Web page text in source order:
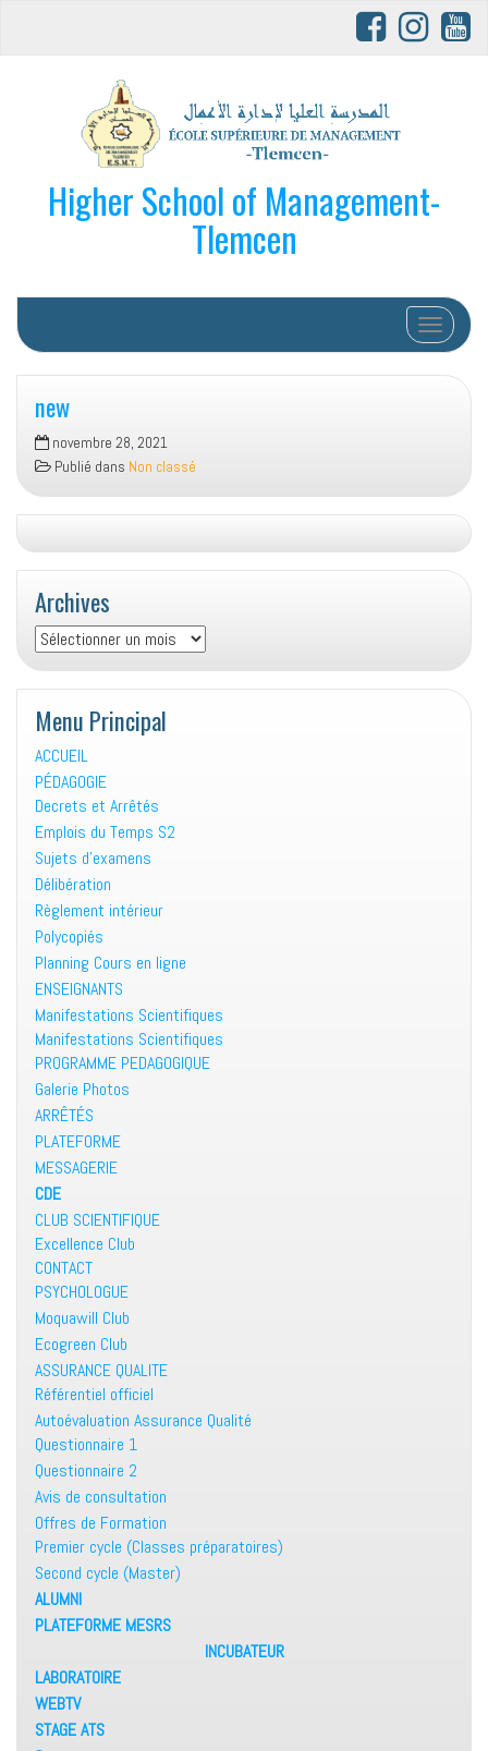
Higher School of Management-
Tlemcen
Afficher/
new
novembre 28, 2021
Publié dans Non classé
Archives
Archives
Menu Principal
ACCUEIL
PÉDAGOGIE
Decrets et Arrêtés
Emplois du Temps S2
Sujets d’examens
Délibération
Règlement intérieur
Polycopiés
Planning Cours en ligne
ENSEIGNANTS
Manifestations Scientifiques
Manifestations Scientifiques
PROGRAMME PEDAGOGIQUE
Galerie Photos
ARRÊTÉS
PLATEFORME
MESSAGERIE
CDE
CLUB SCIENTIFIQUE
Excellence Club
CONTACT
PSYCHOLOGUE
Moquawill Club
Ecogreen Club
ASSURANCE QUALITE
Référentiel officiel
Autoévaluation Assurance Qualité
Questionnaire 1
Questionnaire 2
Avis de consultation
Offres de Formation
Premier cycle (Classes préparatoires)
Second cycle (Master)
ALUMNI
PLATEFORME MESRS
INCUBATEUR
LABORATOIRE
WEBTV
STAGE ATS